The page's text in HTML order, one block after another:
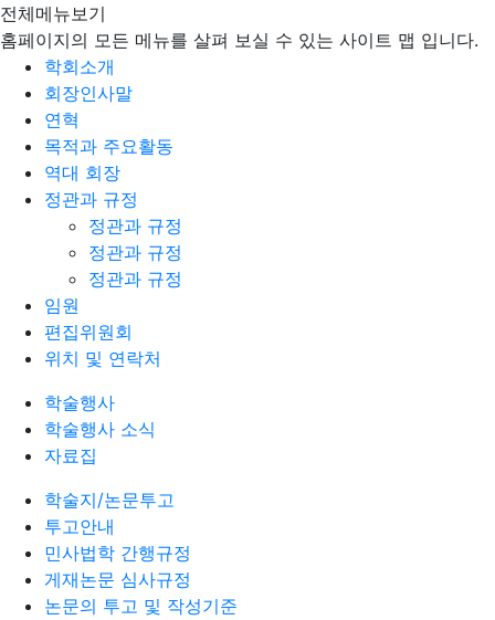
전체메뉴보기
홈페이지의 모든 메뉴를 살펴 보실 수 있는 사이트 맵 입니다.
학회소개
회장인사말
연혁
목적과 주요활동
역대 회장
정관과 규정
정관과 규정
정관과 규정
정관과 규정
임원
편집위원회
위치 및 연락처
학술행사
학술행사 소식
자료집
학술지/논문투고
투고안내
민사법학 간행규정
게재논문 심사규정
논문의 투고 및 작성기준